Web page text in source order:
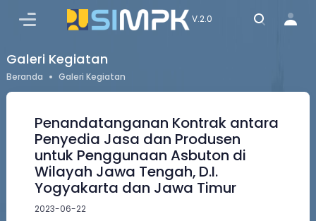
V.2.0 MASUK
Galeri Kegiatan
Beranda Galeri Kegiatan
Penandatanganan Kontrak antara
Penyedia Jasa dan Produsen
untuk Penggunaan Asbuton di
Wilayah Jawa Tengah, D.I.
Yogyakarta dan Jawa Timur
2023-06-22